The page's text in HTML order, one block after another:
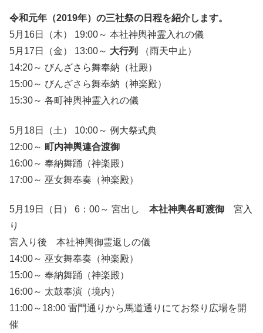
令和元年（2019年）の三社祭の日程を紹介します。
5月16日（木） 19:00～ 本社神輿神霊入れの儀
5月17日（金） 13:00～ 大行列
（雨天中止）
14:20～ びんざさら舞奉納（社殿）
15:00～ びんざさら舞奉納（神楽殿）
15:30～ 各町神輿神霊入れの儀
5月18日（土） 10:00～ 例大祭式典
12:00～ 町内神輿連合渡御
16:00～ 奉納舞踊（神楽殿）
17:00～ 巫女舞奉奏（神楽殿）
5月19日（日） 6：00～ 宮出し 本社神輿各町渡御 宮入
り
宮入り後 本社神輿御霊返しの儀
14:00～ 巫女舞奉奏（神楽殿）
15:00～ 奉納舞踊（神楽殿）
16:00～ 太鼓奉演（境内）
11:00～18:00 雷門通りから馬道通りにてお祭り広場を開
催